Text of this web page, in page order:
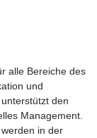
alle Bereiche des
und
den
Management.
in der